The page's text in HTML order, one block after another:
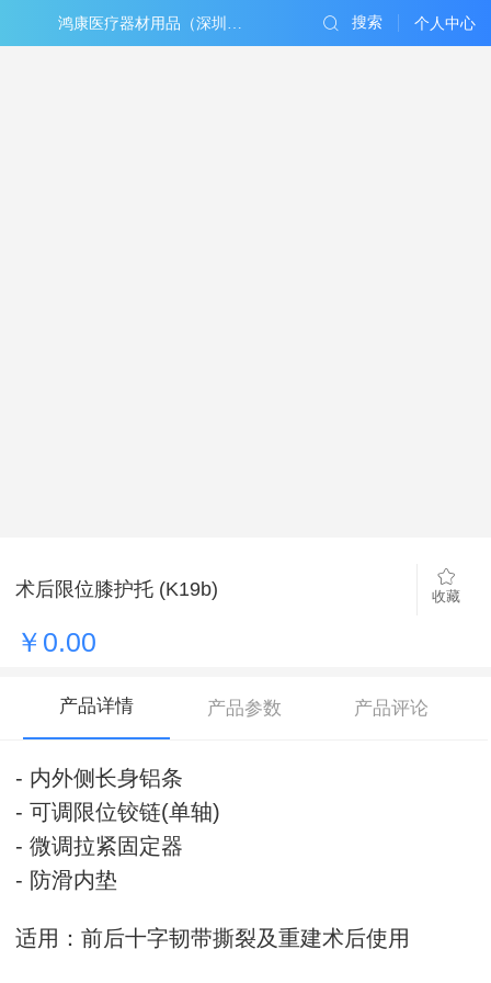
鸿康医疗器材用品（深圳）有限公司 个人中心
搜索
术后限位膝护托 (K19b) 收藏
￥0.00
产品详情 产品参数 产品评论
- 内外侧长身铝条
- 可调限位铰链(单轴)
- 微调拉紧固定器
- 防滑内垫
适用：前后十字韧带撕裂及重建术后使用